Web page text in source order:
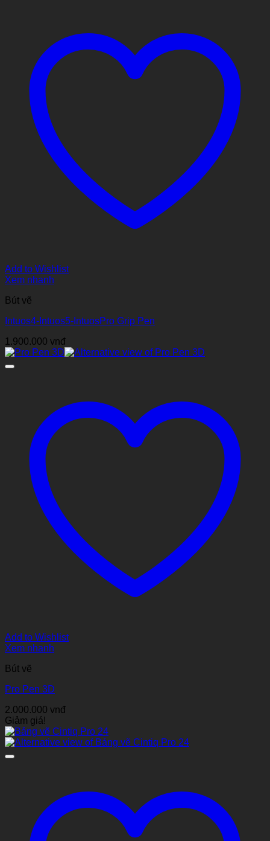
Add to Wishlist
Xem nhanh
Bút vẽ
Intuos4-Intuos5-IntuosPro Grip Pen
1.900.000 vnđ
Add to Wishlist
Xem nhanh
Bút vẽ
Pro Pen 3D
2.000.000 vnđ
Giảm giá!